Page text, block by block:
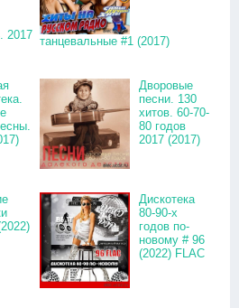
2017 танцевальные #1 (2017)
Дворовые
песни. 130
хитов. 60-70-
80 годов
2017 (2017)
Дискотека
80-90-х
годов по-
новому # 96
(2022) FLAC